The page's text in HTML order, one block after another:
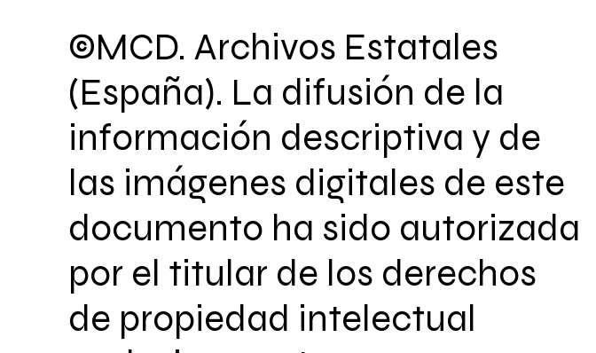
©MCD. Archivos Estatales
(España). La difusión de la
información descriptiva y de
las imágenes digitales de este
documento ha sido autorizada
por el titular de los derechos
de propiedad intelectual